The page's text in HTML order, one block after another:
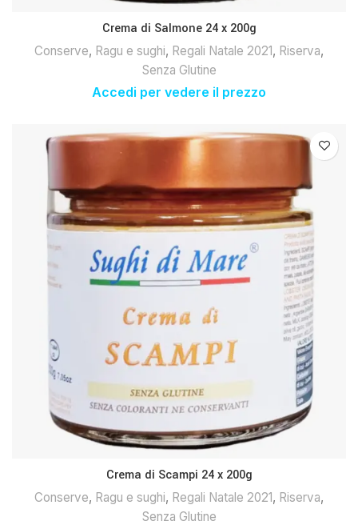
Crema di Salmone 24 x 200g
Conserve, Ragu e sughi, Regali Natale 2021, Riserva,
Senza Glutine
Accedi per vedere il prezzo
Crema di Scampi 24 x 200g
Conserve, Ragu e sughi, Regali Natale 2021, Riserva,
Senza Glutine